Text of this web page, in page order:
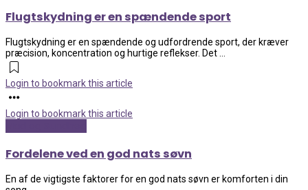
Flugtskydning er en spændende sport
Flugtskydning er en spændende og udfordrende sport, der kræver
præcision, koncentration og hurtige reflekser. Det ...
Login to bookmark this article
Login to bookmark this article
Fordelene ved en god nats søvn
En af de vigtigste faktorer for en god nats søvn er komforten i din